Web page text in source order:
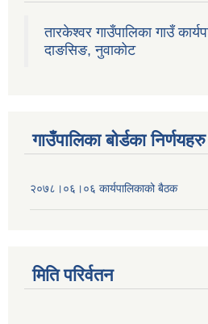
तारकेश्वर गाउँपालिका गाउँ
दाङसिङ, नुवाकोट
गाउँपालिका बोर्डका निर्णयहरु
२०७८।०६।०६ कार्यपालिकाको बैठक
मिति परिर्वतन